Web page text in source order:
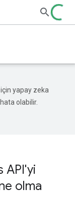
yapay zeka
olabilir.
API'yi
olma